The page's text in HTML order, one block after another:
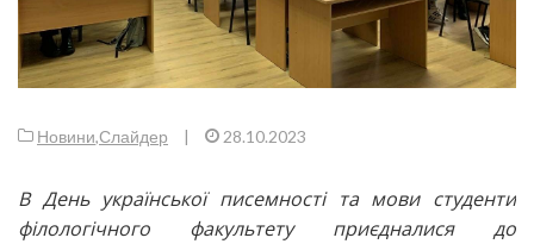
Новини,Слайдер | 28.10.2023
В День української писемності та мови студенти
філологічного факультету приєдналися до